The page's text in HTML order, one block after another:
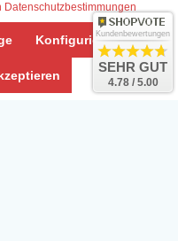
Datenschutzbestimmungen
KonfigurierenKundenbewertungen
SEHR GUT
4.78 / 5.00